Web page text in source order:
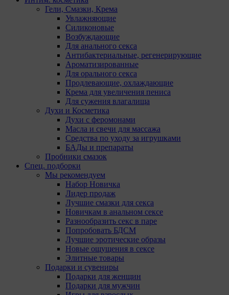
Гели, Смазки, Крема
Увлажняющие
Силиконовые
Возбуждающие
Для анального секса
Антибактериальные, регенерирующие
Ароматизированные
Для орального секса
Продлевающие, охлаждающие
Крема для увеличения пениса
Для сужения влагалища
Духи и Косметика
Духи с феромонами
Масла и свечи для массажа
Средства по уходу за игрушками
БАДы и препараты
Пробники смазок
Спец. подборки
Мы рекомендуем
Набор Новичка
Лидер продаж
Лучшие смазки для секса
Новичкам в анальном сексе
Разнообразить секс в паре
Попробовать БДСМ
Лучшие эротические образы
Новые ощущения в сексе
Элитные товары
Подарки и сувениры
Подарки для женщин
Подарки для мужчин